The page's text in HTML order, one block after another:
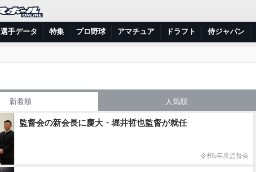
選手データ 特集 プロ野球 アマチュア ドラフト 侍ジャパン
新着順 人気順
監督会の新会長に慶大・堀井哲也監督が就任
令和5年度監督会